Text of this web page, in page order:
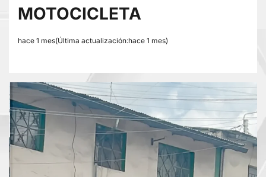
MOTOCICLETA
hace 1 mes(Última actualización:hace 1 mes)